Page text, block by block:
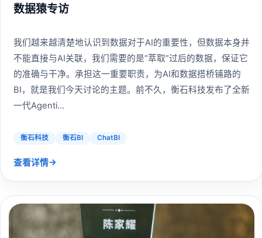
数据猿专访
我们越来越清楚地认识到数据对于AI的重要性，但数据本身并
不能直接与AI关联，我们需要的是“萃取”过后的数据，保证它
的准确与干净。承担这一重要职责，为AI和数据搭桥铺路的
BI，就是我们今天讨论的主题。前不久，衡石科技发布了全新
一代Agenti...
衡石科技 衡石BI ChatBI
查看详情→